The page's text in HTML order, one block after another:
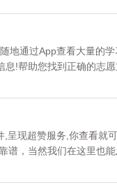
心下载。
地通过App查看大量的学
!帮助您找到正确的志愿
,呈现超赞服务,你查看就
谱，当然我们在这里也